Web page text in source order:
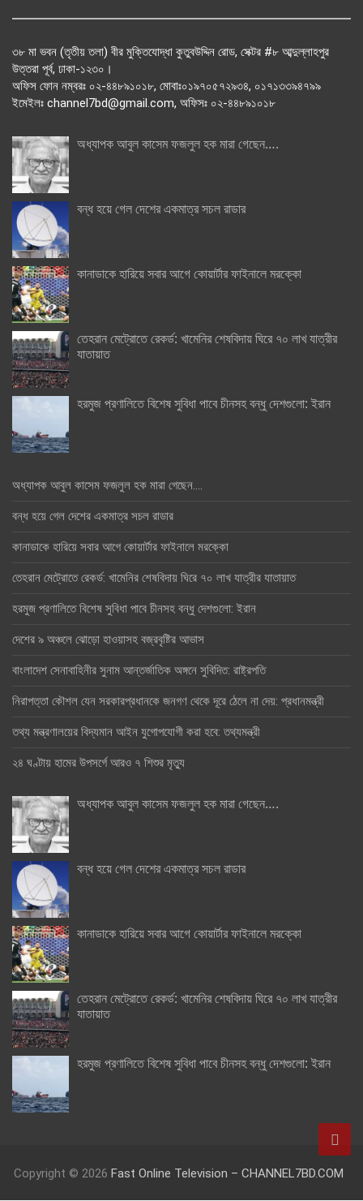
৩৮ মা ভবন (তৃতীয় তলা) বীর মুক্তিযোদ্ধা কুতুবউদ্দিন রোড, সেক্টর #৮ আব্দুল্লাহপুর
উত্তরা পূর্ব, ঢাকা-১২৩০।
অফিস ফোন নম্বরঃ ০২-৪৪৮৯১০১৮, মোবাঃ০১৯৭০৫৭২৯৩৪, ০১৭১৩৩৯৪৭৯৯
ইমেইলঃ channel7bd@gmail.com, অফিসঃ ০২-৪৪৮৯১০১৮
অধ্যাপক আবুল কাসেম ফজলুল হক মারা গেছেন….
বন্ধ হয়ে গেল দেশের একমাত্র সচল রাডার
কানাডাকে হারিয়ে সবার আগে কোয়ার্টার ফাইনালে মরক্কো
তেহরান মেট্রোতে রেকর্ড: খামেনির শেষবিদায় ঘিরে ৭০ লাখ যাত্রীর
যাতায়াত
হরমুজ প্রণালিতে বিশেষ সুবিধা পাবে চীনসহ বন্ধু দেশগুলো: ইরান
অধ্যাপক আবুল কাসেম ফজলুল হক মারা গেছেন….
বন্ধ হয়ে গেল দেশের একমাত্র সচল রাডার
কানাডাকে হারিয়ে সবার আগে কোয়ার্টার ফাইনালে মরক্কো
তেহরান মেট্রোতে রেকর্ড: খামেনির শেষবিদায় ঘিরে ৭০ লাখ যাত্রীর যাতায়াত
হরমুজ প্রণালিতে বিশেষ সুবিধা পাবে চীনসহ বন্ধু দেশগুলো: ইরান
দেশের ৯ অঞ্চলে ঝোড়ো হাওয়াসহ বজ্রবৃষ্টির আভাস
বাংলাদেশ সেনাবাহিনীর সুনাম আন্তর্জাতিক অঙ্গনে সুবিদিত: রাষ্ট্রপতি
নিরাপত্তা কৌশল যেন সরকারপ্রধানকে জনগণ থেকে দূরে ঠেলে না দেয়: প্রধানমন্ত্রী
তথ্য মন্ত্রণালয়ের বিদ্যমান আইন যুগোপযোগী করা হবে: তথ্যমন্ত্রী
২৪ ঘণ্টায় হামের উপসর্গে আরও ৭ শিশুর মৃত্যু
অধ্যাপক আবুল কাসেম ফজলুল হক মারা গেছেন….
বন্ধ হয়ে গেল দেশের একমাত্র সচল রাডার
কানাডাকে হারিয়ে সবার আগে কোয়ার্টার ফাইনালে মরক্কো
তেহরান মেট্রোতে রেকর্ড: খামেনির শেষবিদায় ঘিরে ৭০ লাখ যাত্রীর
যাতায়াত
হরমুজ প্রণালিতে বিশেষ সুবিধা পাবে চীনসহ বন্ধু দেশগুলো: ইরান
Copyright © 2026 Fast Online Television – CHANNEL7BD.COM